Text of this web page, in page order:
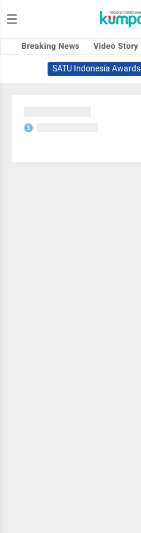
Breaking News Video Story
SATU Indonesia Awards
S